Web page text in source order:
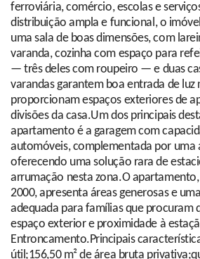
ferroviária, comércio, escolas e
distribuição ampla e funcional, o
uma sala de boas dimensões, com
varanda, cozinha com espaço para
— três deles com roupeiro — e duas
varandas garantem boa entrada de luz
proporcionam espaços exteriores de
divisões da casa.Um dos principais
apartamento é a garagem com
automóveis, complementada por uma
oferecendo uma solução rara de
arrumação nesta zona.O
2000, apresenta áreas generosas e
adequada para famílias que procuram
espaço exterior e proximidade à
Entroncamento.Principais
útil;156,50 m² de área bruta